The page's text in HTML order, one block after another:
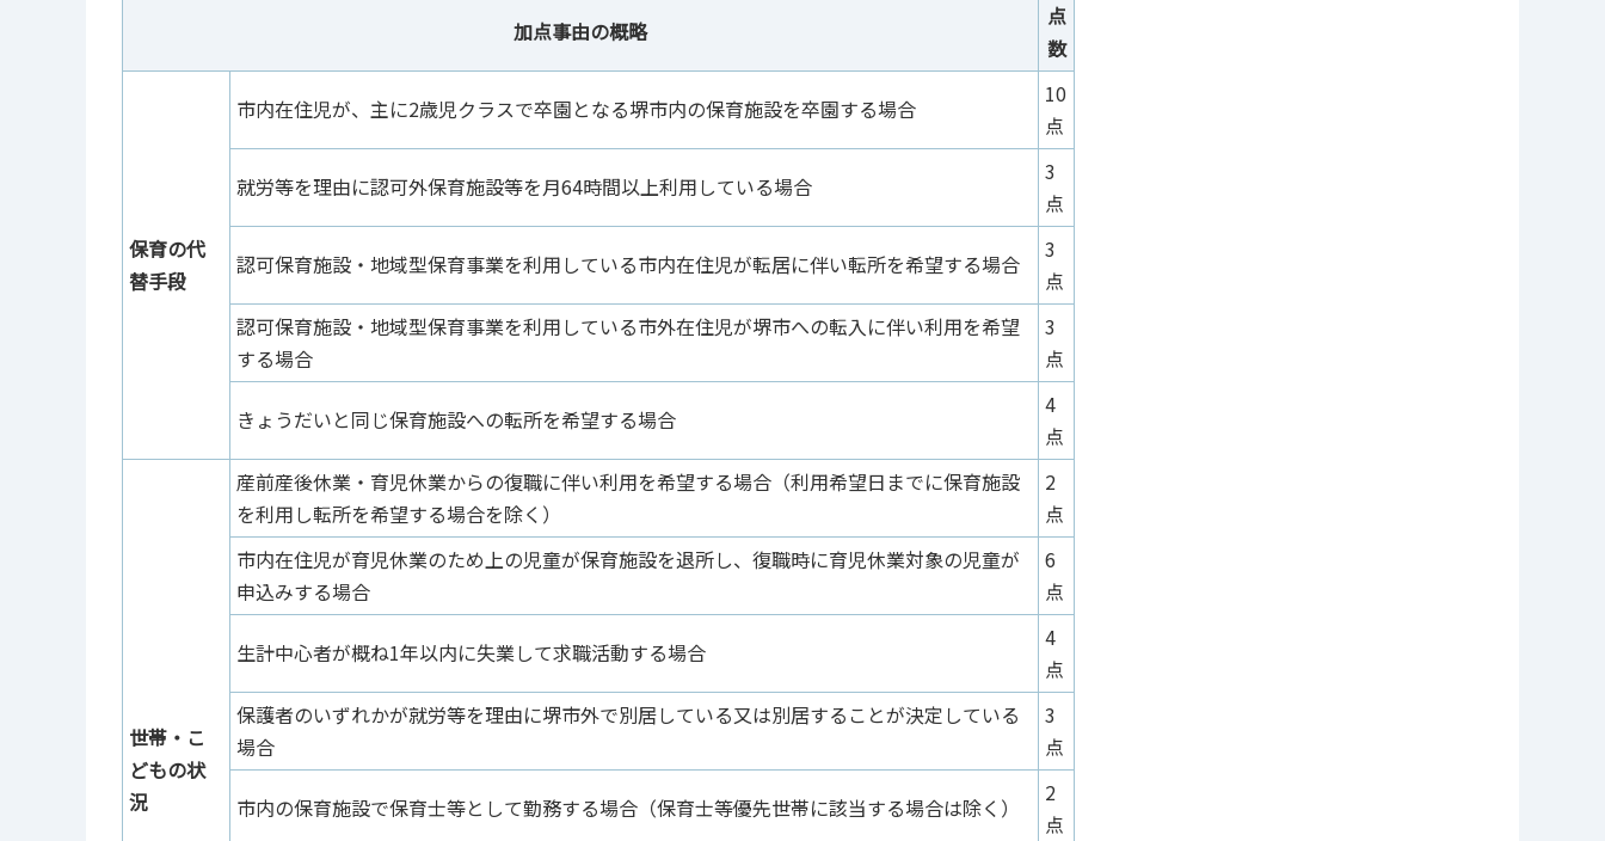
加点事由の概略
点
数
保育の代
替手段
市内在住児が、主に2歳児クラスで卒園となる堺市内の保育施設を卒園する場合
10
点
就労等を理由に認可外保育施設等を月64時間以上利用している場合
3
点
認可保育施設・地域型保育事業を利用している市内在住児が転居に伴い転所を希望する場合
3
点
認可保育施設・地域型保育事業を利用している市外在住児が堺市への転入に伴い利用を希望
する場合
3
点
きょうだいと同じ保育施設への転所を希望する場合
4
点
世帯・こ
どもの状
況
産前産後休業・育児休業からの復職に伴い利用を希望する場合（利用希望日までに保育施設
を利用し転所を希望する場合を除く）
2
点
市内在住児が育児休業のため上の児童が保育施設を退所し、復職時に育児休業対象の児童が
申込みする場合
6
点
生計中心者が概ね1年以内に失業して求職活動する場合
4
点
保護者のいずれかが就労等を理由に堺市外で別居している又は別居することが決定している
場合
3
点
市内の保育施設で保育士等として勤務する場合（保育士等優先世帯に該当する場合は除く）
2
点